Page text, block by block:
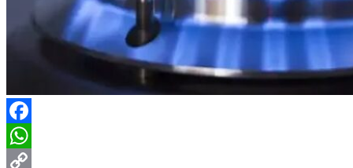
Facebook
WhatsApp